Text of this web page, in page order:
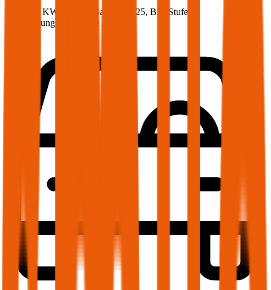
91 PS/67 KW, benzin, Baujahr 2025, BM-Stufe
Versicherungsnehmer 30 Jahre